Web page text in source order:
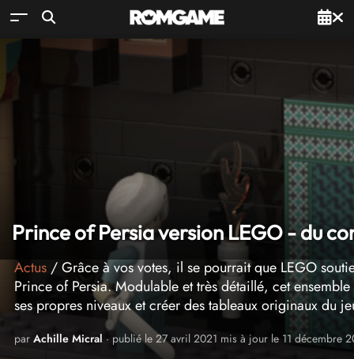
Prince of Persia version LEGO - du
Actus / Grâce à vos votes, il se pourrait que LEGO
Prince of Persia. Modulable et très détaillé, cet
ses propres niveaux et créer des tableaux originaux du
par Achille Micral · publié le 27 avril 2021 mis à jour le 11 décembre